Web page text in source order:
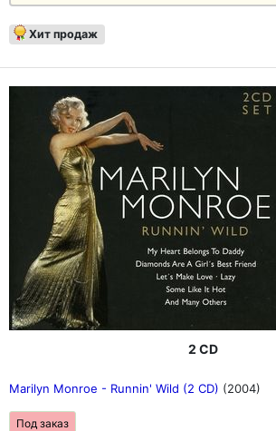
Хит продаж
2 CD
Marilyn Monroe - Runnin' Wild (2 CD) (2004)
Под заказ